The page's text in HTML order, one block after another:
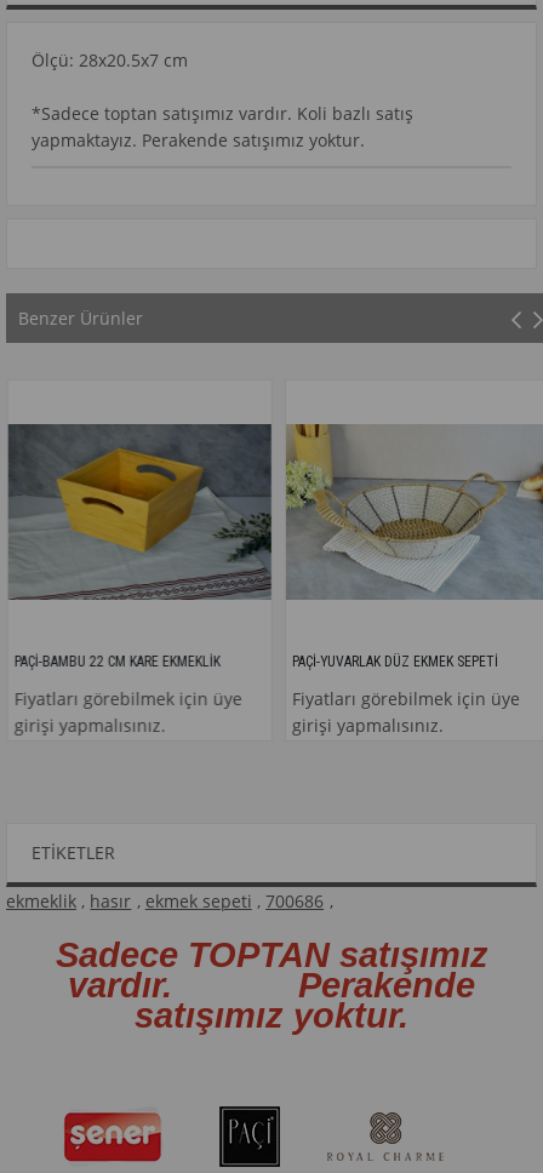
Ölçü: 28x20.5x7 cm
*Sadece toptan satışımız vardır. Koli bazlı satış
yapmaktayız. Perakende satışımız yoktur.
Benzer Ürünler
BAMBU 22 CM KARE EKMEKLİK
görebilmek için üye
yapmalısınız.
PAÇİ-YUVARLAK DÜZ EKMEK SEPETİ
Fiyatları görebilmek için üye
girişi yapmalısınız.
ETIKETLER
ekmeklik , hasır , ekmek sepeti , 700686 ,
Sadece TOPTAN satışımız
vardır. Perakende
satışımız yoktur.